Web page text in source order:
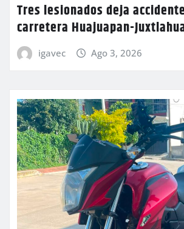
Tres lesionados deja
carretera Huajuapan-
igavec Ago 3, 2026